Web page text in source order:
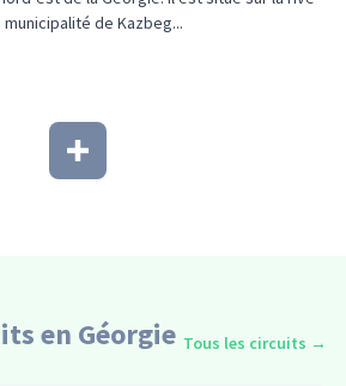
de Kazbeg...
en Géorgie Tous les circuits →